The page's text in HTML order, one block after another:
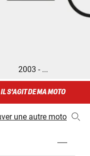
2003 - ...
IL S'AGIT DE MA MOTO
une autre moto